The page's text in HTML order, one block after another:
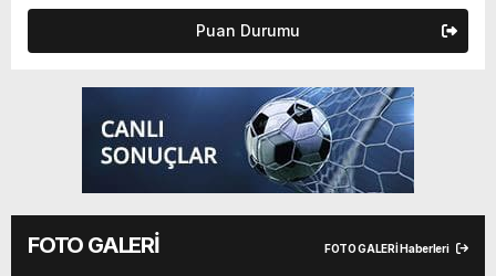
Puan Durumu
FOTO GALERİ FOTO GALERİ Haberleri